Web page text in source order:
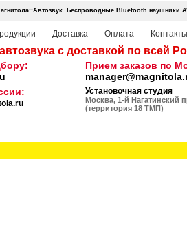
Беспроводные Bluetooth наушники
Доставка Оплата Контакты
с доставкой по всей
Прием заказов по
Установочная студия
Москва, 1-й Нагатинский
(территория 18 ТМП)